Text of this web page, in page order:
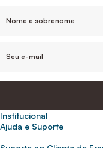
Institucional
Sobre nós
Ajuda e Suporte